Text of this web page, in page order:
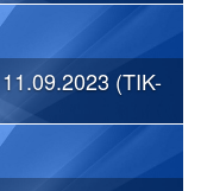
(TIK-